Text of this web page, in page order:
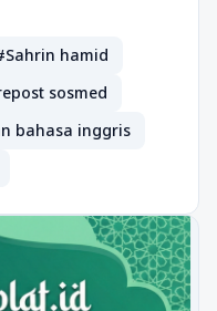
hamid
sosmed
bahasa inggris